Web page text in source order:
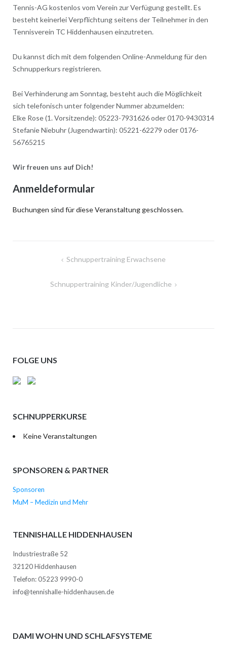
Tennis-AG kostenlos vom Verein zur Verfügung gestellt. Es
besteht keinerlei Verpflichtung seitens der Teilnehmer in den
Tennisverein TC Hiddenhausen einzutreten.
Du kannst dich mit dem folgenden Online-Anmeldung für den
Schnupperkurs registrieren.
Bei Verhinderung am Sonntag, besteht auch die Möglichkeit
sich telefonisch unter folgender Nummer abzumelden:
Elke Rose (1. Vorsitzende): 05223-7931626 oder 0170-9430314
Stefanie Niebuhr (Jugendwartin): 05221-62279 oder 0176-
56765215
Wir freuen uns auf Dich!
Anmeldeformular
Buchungen sind für diese Veranstaltung geschlossen.
BeitragsnavigationSchnuppertraining Erwachsene
Schnuppertraining Kinder/Jugendliche
FOLGE UNS
SCHNUPPERKURSE
Keine Veranstaltungen
SPONSOREN & PARTNER
Sponsoren
MuM – Medizin und Mehr
TENNISHALLE HIDDENHAUSEN
Industriestraße 52
32120 Hiddenhausen
Telefon: 05223 9990-0
info@tennishalle-hiddenhausen.de
DAMI WOHN UND SCHLAFSYSTEME